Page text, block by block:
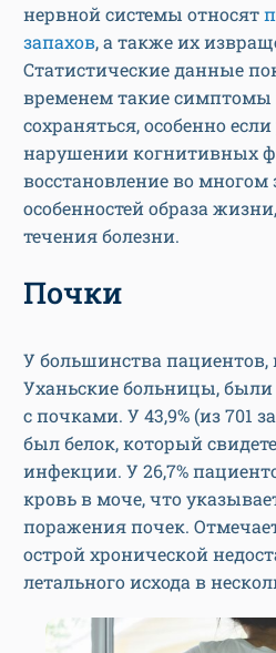
нервной системы относят
запахов, а также их
Статистические данные
временем такие симптомы
сохраняться, особенно
нарушении когнитивных
восстановление во многом
особенностей образа
течения болезни.
Почки
У большинства пациентов,
Уханьские больницы,
с почками. У 43,9% (из 701
был белок, который
инфекции. У 26,7%
кровь в моче, что
поражения почек.
острой хронической
летального исхода в